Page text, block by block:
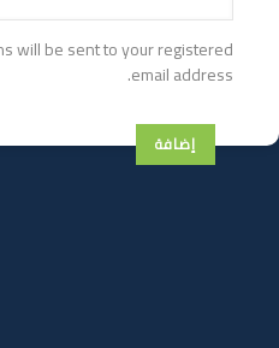
will be sent to your registered
email address.